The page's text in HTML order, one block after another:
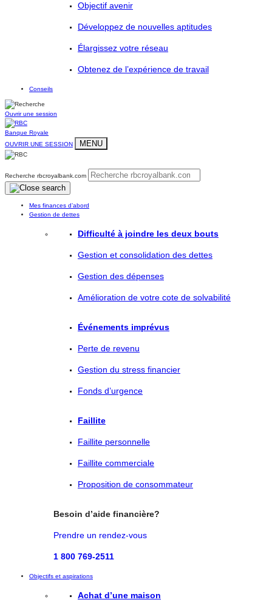
Objectif avenir
Développez de nouvelles aptitudes
Élargissez votre réseau
Obtenez de l’expérience de travail
Conseils
Ouvrir une session
Banque Royale
OUVRIR UNE SESSION
MENU
Recherche rbcroyalbank.com
Mes finances d’abord
Gestion de dettes
Difficulté à joindre les deux bouts
Gestion et consolidation des dettes
Gestion des dépenses
Amélioration de votre cote de solvabilité
Événements imprévus
Perte de revenu
Gestion du stress financier
Fonds d’urgence
Faillite
Faillite personnelle
Faillite commerciale
Proposition de consommateur
Besoin d’aide financière?
Prendre un rendez-vous
1 800 769-2511
Objectifs et aspirations
Achat d’une maison